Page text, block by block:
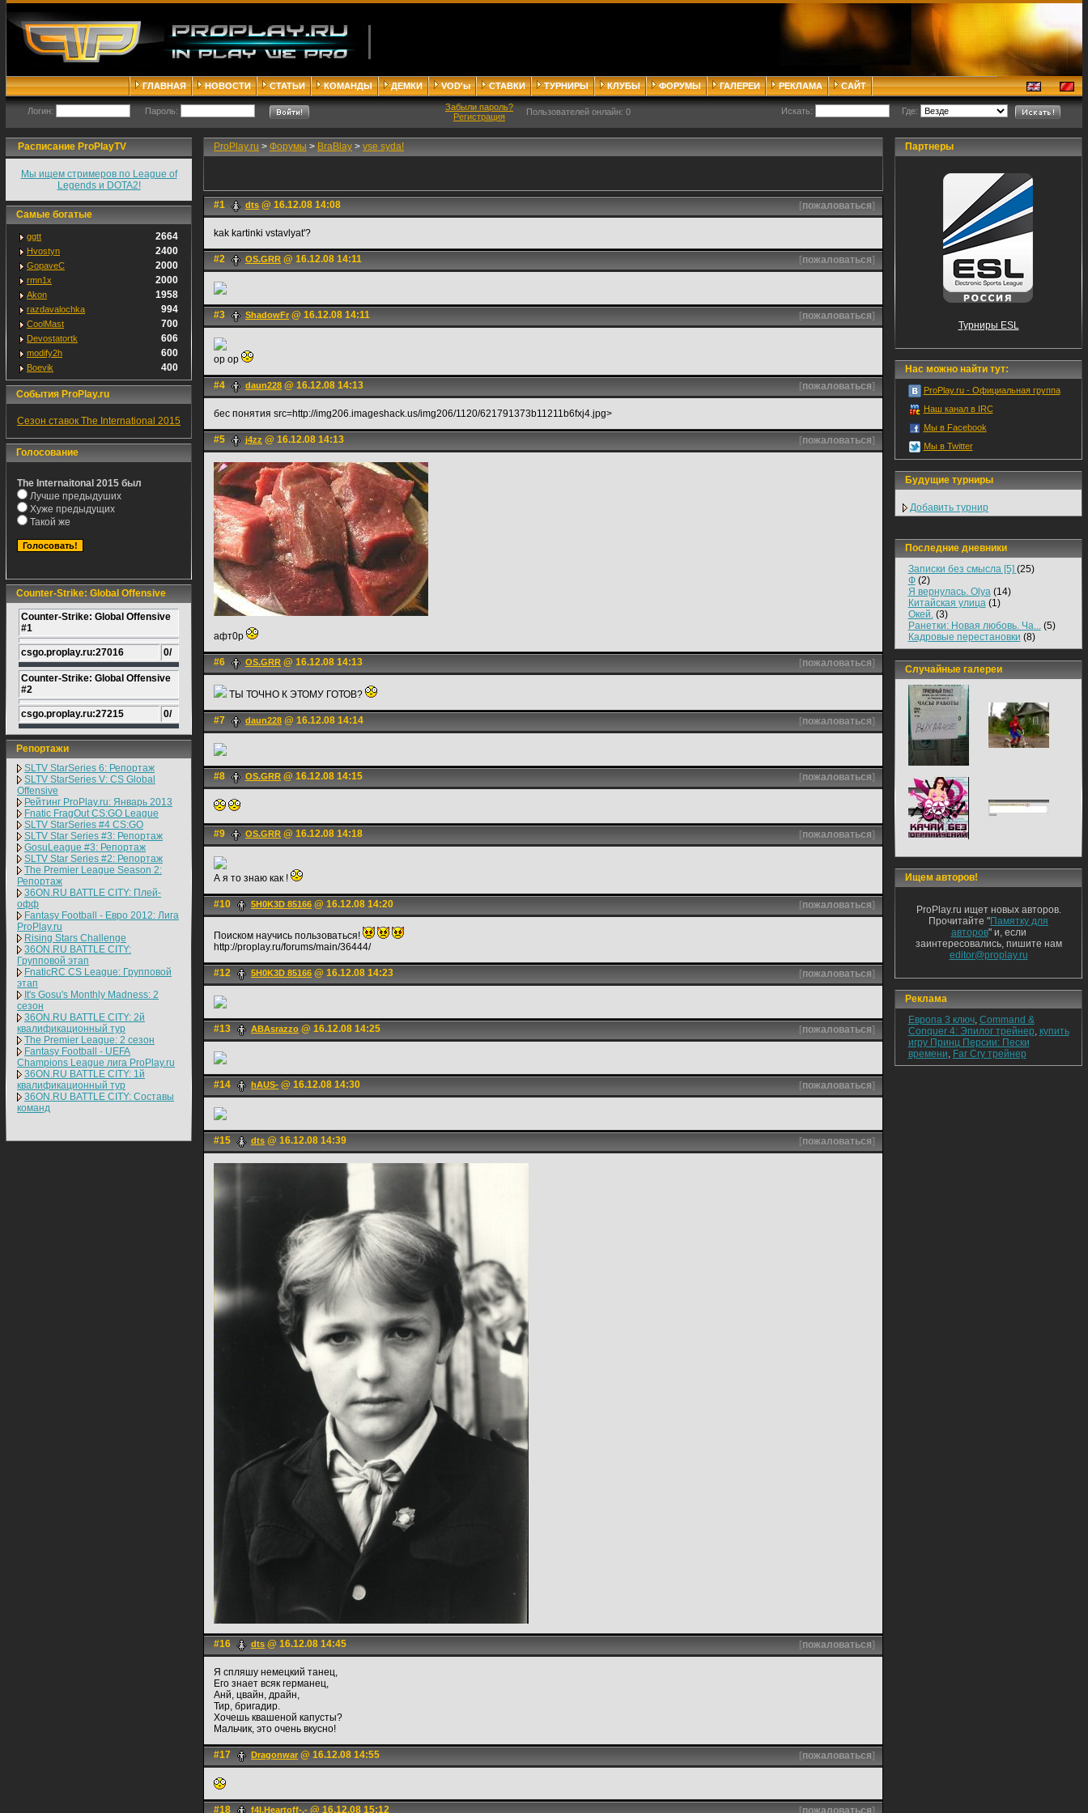
ГЛАВНАЯ НОВОСТИ СТАТЬИ КОМАНДЫ ДЕМКИ VOD'ы СТАВКИ ТУРНИРЫ КЛУБЫ ФОРУМЫ ГАЛЕРЕИ РЕКЛАМА САЙТ
Логин: Пароль:
Забыли пароль?
Регистрация
Пользователей онлайн: 0 Искать: Где:
Расписание ProPlayTV
Мы ищем стримеров по League of
Legends и DOTA2!
Самые богатые
ggtt 2664
Hvostyn 2400
GopaveC 2000
rmn1x 2000
Akon 1958
razdavalochka 994
CoolMast 700
Devostatortk 606
modify2h 600
Boevik 400
События ProPlay.ru
Сезон ставок The International 2015
Голосование
The Internaitonal 2015 был
Лучше предыдуших
Хуже предыдущих
Такой же
Counter-Strike: Global Offensive
Counter-Strike: Global Offensive
#1
csgo.proplay.ru:27016 0/
Counter-Strike: Global Offensive
#2
csgo.proplay.ru:27215 0/
Репортажи
SLTV StarSeries 6: Репортаж
SLTV StarSeries V: CS Global
Offensive
Рейтинг ProPlay.ru: Январь 2013
Fnatic FragOut CS:GO League
SLTV StarSeries #4 CS:GO
SLTV Star Series #3: Репортаж
GosuLeague #3: Репортаж
SLTV Star Series #2: Репортаж
The Premier League Season 2:
Репортаж
36ON.RU BATTLE CITY: Плей-
офф
Fantasy Football - Евро 2012: Лига
ProPlay.ru
Rising Stars Challenge
36ON.RU BATTLE CITY:
Групповой этап
FnaticRC CS League: Групповой
этап
It's Gosu's Monthly Madness: 2
сезон
36ON.RU BATTLE CITY: 2й
квалификационный тур
The Premier League: 2 cезон
Fantasy Football - UEFA
Champions League лига ProPlay.ru
36ON.RU BATTLE CITY: 1й
квалификационный тур
36ON.RU BATTLE CITY: Составы
команд
ProPlay.ru > Форумы > BraBlay > vse syda!
#1 dts @ 16.12.08 14:08 [пожаловаться]
kak kartinki vstavlyat'?
#2 OS.GRR @ 16.12.08 14:11 [пожаловаться]
#3 ShadowFr @ 16.12.08 14:11 [пожаловаться]
op op
#4 daun228 @ 16.12.08 14:13 [пожаловаться]
бес понятия src=http://img206.imageshack.us/img206/1120/621791373b11211b6fxj4.jpg>
#5 j4zz @ 16.12.08 14:13 [пожаловаться]
афт0р
#6 OS.GRR @ 16.12.08 14:13 [пожаловаться]
ТЫ ТОЧНО К ЭТОМУ ГОТОВ?
#7 daun228 @ 16.12.08 14:14 [пожаловаться]
#8 OS.GRR @ 16.12.08 14:15 [пожаловаться]
#9 OS.GRR @ 16.12.08 14:18 [пожаловаться]
А я то знаю как !
#10 5H0K3D 85166 @ 16.12.08 14:20 [пожаловаться]
Поиском научись пользоваться!
http://proplay.ru/forums/main/36444/
#12 5H0K3D 85166 @ 16.12.08 14:23 [пожаловаться]
#13 ABAsrazzo @ 16.12.08 14:25 [пожаловаться]
#14 hAUS- @ 16.12.08 14:30 [пожаловаться]
#15 dts @ 16.12.08 14:39 [пожаловаться]
#16 dts @ 16.12.08 14:45 [пожаловаться]
Я спляшу немецкий танец,
Его знает всяк германец,
Анй, цвайн, драйн,
Тир, бригадир.
Хочешь квашеной капусты?
Мальчик, это очень вкусно!
#17 Dragonwar @ 16.12.08 14:55 [пожаловаться]
#18 f4l.Heartoff-.- @ 16.12.08 15:12 [пожаловаться]
Партнеры
Турниры ESL
Нас можно найти тут:
ProPlay.ru - Официальная группа
Наш канал в IRC
Мы в Facebook
Мы в Twitter
Будущие турниры
Добавить турнир
Последние дневники
Записки без смысла [5] (25)
Ф(2)
Я вернулась. Olya(14)
Китайская улица(1)
Окей.(3)
Ранетки: Новая любовь. Ча...(5)
Кадровые перестановки (8)
Случайные галереи
Ищем авторов!
ProPlay.ru ищет новых авторов.
Прочитайте "Памятку для
авторов" и, если
заинтересовались, пишите нам
editor@proplay.ru
Реклама
Европа 3 ключ, Command &
Conquer 4: Эпилог трейнер, купить
игру Принц Персии: Пески
времени, Far Cry трейнер